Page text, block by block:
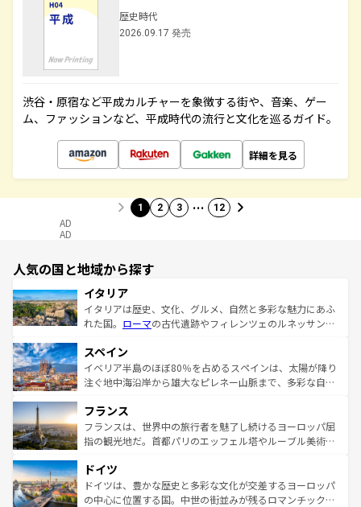
歴史時代
2026.09.17 発売
渋谷・原宿など平成カルチャーを象徴する街や、音楽、ゲー
ム、ファッションなど、平成時代の流行と文化を巡るガイド。
詳細を見る
1 2 3 … 12
AD
AD
人気の国と地域から探す
イタリア
イタリアは歴史、文化、グルメ、自然と多彩な魅力にあふ
れた国。 ローマの古代遺跡やフィレンツェのルネッサンス
ろん、トスカーナの美しい田園風景やアマルフィ海岸の絶
景など、自然景観も見逃せない。観光の合間には、本場の
ピザやパスタなど、絶品のイタリア料理を堪能することも
ませてくれるイタリアで、忘れられない旅をしてみよう！
なお、新着のイタリア情報はコンテンツ一覧 を参照してほ
しい。
スペイン
イベリア半島のほぼ80％を占めるスペインは、太陽が降り
注ぐ地中海沿岸から雄大なピレネー山脈まで、多彩な自然
文化が根付くこの国では、情熱的なフラメンコ、熱気あふ
れる闘牛、そして美味しいタパスが生活の一部となってい
る。首都マドリードの洗練された雰囲気や、バルセロナの
の城塞都市、穏やかなビーチリゾートまで多彩な表情を見
せる。地方によって風土や気候が異なるスペインはその個
性で訪れる人を魅了する。 なお、新着のスペイン情報はコ
フランス
フランスは、世界中の旅行者を魅了し続けるヨーロッパ屈
指の観光地だ。首都パリのエッフェル塔やルーブル美術館
で、幅広い魅力が詰まっている。華麗な宮殿、歴史的な大
聖堂、美しいビーチ、そして豊かな自然が、訪れる者を心
から魅了する。また、フランスは美食の国としても知ら
ドイツ
ドイツは、豊かな歴史と多彩な文化が交差するヨーロッパ
の中心に位置する国。中世の街並みが残るロマンチック街